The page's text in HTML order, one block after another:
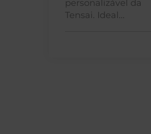
personalizável da
Tensai. Ideal...